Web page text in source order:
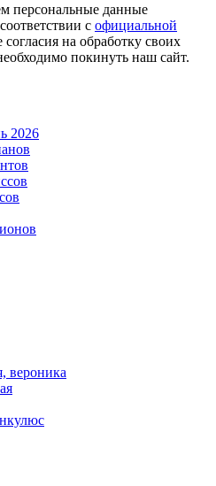
персональные данные
с официальной
на обработку своих
покинуть наш сайт.
2026
вероника